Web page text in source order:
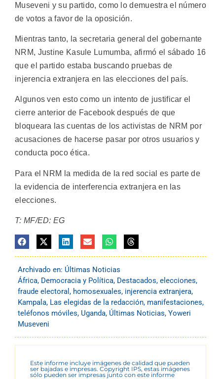
Museveni y su partido, como lo demuestra el número
de votos a favor de la oposición.
Mientras tanto, la secretaria general del gobernante
NRM, Justine Kasule Lumumba, afirmó el sábado 16
que el partido estaba buscando pruebas de
injerencia extranjera en las elecciones del país.
Algunos ven esto como un intento de justificar el
cierre anterior de Facebook después de que
bloqueara las cuentas de los activistas de NRM por
acusaciones de hacerse pasar por otros usuarios y
conducta poco ética.
Para el NRM la medida de la red social es parte de
la evidencia de interferencia extranjera en las
elecciones.
T: MF/ED: EG
Archivado en: Últimas Noticias
África, Democracia y Política, Destacados, elecciones,
fraude electoral , homosexuales, injerencia extranjera,
Kampala, Las elegidas de la redacción, manifestaciones,
teléfonos móviles, Uganda, Últimas Noticias, Yoweri
Museveni
Este informe incluye imágenes de calidad que pueden
ser bajadas e impresas. Copyright IPS, estas imágenes
sólo pueden ser impresas junto con este informe